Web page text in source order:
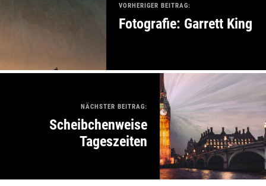
VORHERIGER BEITRAG:
Fotografie: Garrett King
NÄCHSTER BEITRAG:
Scheibchenweise
Tageszeiten